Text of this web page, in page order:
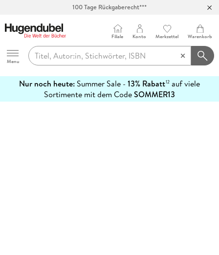
100 Tage Rückgaberecht***
Hugendubel
Menu
Filiale Konto Merkzettel Warenkorb
Nur noch heute: Summer Sale - 13% Rabatt12 auf viele
Sortimente mit dem CodeSOMMER13
erfahren